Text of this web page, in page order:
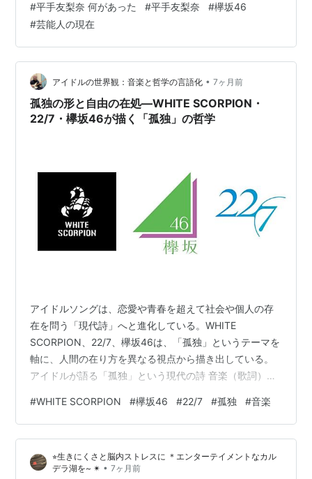
いようです。 この記事では、 ・平手友梨奈さんに「何が
あった」と言われる理由 ・欅坂46脱退の背景 ・事務所
移籍や活動休止と誤解されがちな出来事 ・現在の活動状
況 を時系列で、根拠を示しながらわかりやすく解説しま
す。 平手友梨奈に「何があった？」と検索される最大の
理由 欅坂46脱退はな…
#平手友梨奈 何があった #平手友梨奈 #欅坂46
#芸能人の現在
アイドルの世界観：音楽と哲学の言語化 • 7ヶ月前
孤独の形と自由の在処―WHITE SCORPION・
22/7・欅坂46が描く「孤独」の哲学
アイドルソングは、恋愛や青春を超えて社会や個人の存
在を問う「現代詩」へと進化している。WHITE
SCORPION、22/7、欅坂46は、「孤独」というテーマを
軸に、人間の在り方を異なる視点から描き出している。
アイドルが語る「孤独」という現代の詩 音楽（歌詞）批
の自由 2. 欅坂46 ― 社会への抵抗としての孤独 3. 22/7
― 内なる対話としての孤独 三者が描く「孤独」の地図
おわりに：孤独は断絶ではなく、共鳴の始まり 参考楽曲
アイドルが語る「孤独」という現代の詩 近年のアイドル
ソングは、単なる恋愛や青春の物語を超え、…
#WHITE SCORPION #欅坂46 #22/7 #孤独 #音楽
⭐︎生きにくさと脳内ストレスに ＊エンターテイメントなカル
デラ湖を~ ✴︎ • 7ヶ月前